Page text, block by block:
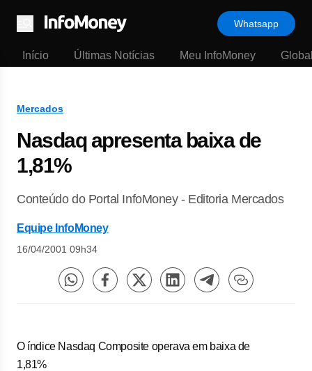
Menu
Whatsapp
Início Últimas Notícias Meu InfoMoney
Mercados
Nasdaq apresenta baixa de
1,81%
Conteúdo do Portal InfoMoney - Editoria Mercados
Equipe InfoMoney
16/04/2001 09h34
O índice Nasdaq Composite operava em baixa de
1,81%